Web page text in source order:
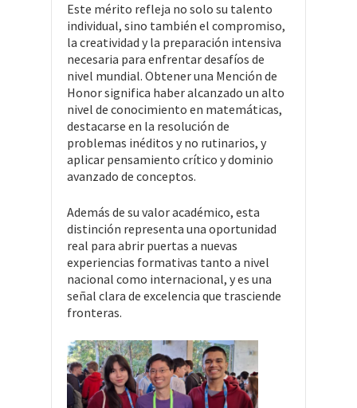
Este mérito refleja no solo su talento
individual, sino también el compromiso,
la creatividad y la preparación intensiva
necesaria para enfrentar desafíos de
nivel mundial. Obtener una Mención de
Honor significa haber alcanzado un alto
nivel de conocimiento en matemáticas,
destacarse en la resolución de
problemas inéditos y no rutinarios, y
aplicar pensamiento crítico y dominio
avanzado de conceptos.
Además de su valor académico, esta
distinción representa una oportunidad
real para abrir puertas a nuevas
experiencias formativas tanto a nivel
nacional como internacional, y es una
señal clara de excelencia que trasciende
fronteras.